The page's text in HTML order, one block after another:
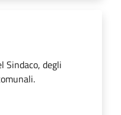
Sindaco, degli